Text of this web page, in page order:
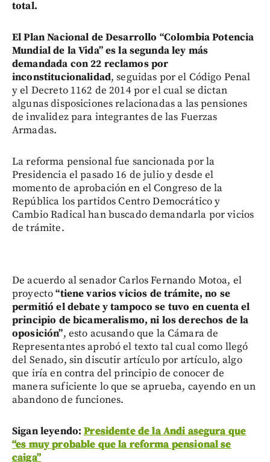
total.
El Plan Nacional de Desarrollo “Colombia Potencia
Mundial de la Vida” es la segunda ley más
demandada con 22 reclamos por
inconstitucionalidad, seguidas por el Código Penal
y el Decreto 1162 de 2014 por el cual se dictan
algunas disposiciones relacionadas a las pensiones
de invalidez para integrantes de las Fuerzas
Armadas.
La reforma pensional fue sancionada por la
Presidencia el pasado 16 de julio y desde el
momento de aprobación en el Congreso de la
República los partidos Centro Democrático y
Cambio Radical han buscado demandarla por vicios
de trámite.
De acuerdo al senador Carlos Fernando Motoa, el
proyecto“tiene varios vicios de trámite, no se
permitió el debate y tampoco se tuvo en cuenta el
principio de bicameralismo, ni los derechos de la
oposición”, esto acusando que la Cámara de
Representantes aprobó el texto tal cual como llegó
del Senado, sin discutir artículo por artículo, algo
que iría en contra del principio de conocer de
manera suficiente lo que se aprueba, cayendo en un
abandono de funciones.
Sigan leyendo:Presidente de la Andi asegura que
“es muy probable que la reforma pensional se
caiga”